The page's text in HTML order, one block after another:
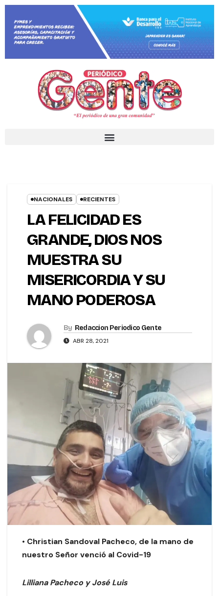
NACIONALES RECIENTES
LA FELICIDAD ES
GRANDE, DIOS NOS
MUESTRA SU
MISERICORDIA Y SU
MANO PODEROSA
By Redaccion Periodico Gente
ABR 28, 2021
• Christian Sandoval Pacheco, de la mano de
nuestro Señor venció al Covid-19
Lilliana Pacheco y José Luis